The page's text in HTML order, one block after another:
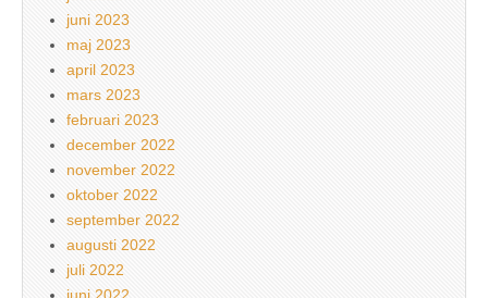
juni 2023
maj 2023
april 2023
mars 2023
februari 2023
december 2022
november 2022
oktober 2022
september 2022
augusti 2022
juli 2022
juni 2022